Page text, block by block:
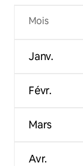
Mois
Janv.
Févr.
Mars
Avr.